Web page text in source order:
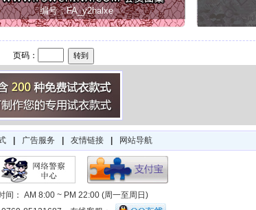
编号：FA_y2halxe
页码：
广告服务 友情链接 网站导航
间： AM 8:00 ~ PM 22:00 (周一至周日)